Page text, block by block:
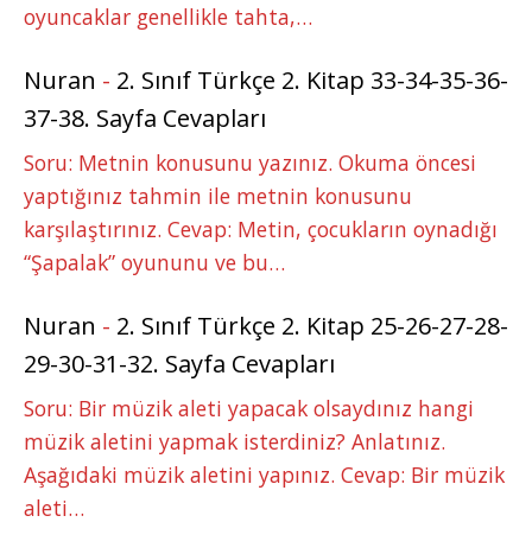
oyuncaklar genellikle tahta,…
Nuran - 2. Sınıf Türkçe 2. Kitap 33-34-35-36-
37-38. Sayfa Cevapları
Soru: Metnin konusunu yazınız. Okuma öncesi
yaptığınız tahmin ile metnin konusunu
karşılaştırınız. Cevap: Metin, çocukların oynadığı
“Şapalak” oyununu ve bu…
Nuran - 2. Sınıf Türkçe 2. Kitap 25-26-27-28-
29-30-31-32. Sayfa Cevapları
Soru: Bir müzik aleti yapacak olsaydınız hangi
müzik aletini yapmak isterdiniz? Anlatınız.
Aşağıdaki müzik aletini yapınız. Cevap: Bir müzik
aleti…